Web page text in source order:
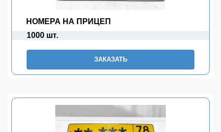
НОМЕРА НА ПРИЦЕП
1000 шт.
ЗАКАЗАТЬ